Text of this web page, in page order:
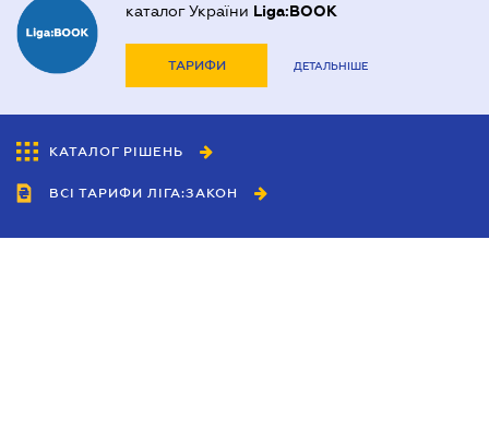
каталог України Liga:BOOK
ТАРИФИ ДЕТАЛЬНІШЕ
КАТАЛОГ РІШЕНЬ
ВСІ ТАРИФИ ЛІГА:ЗАКОН